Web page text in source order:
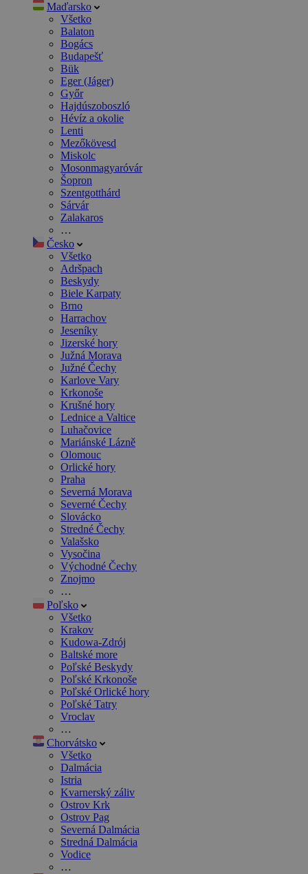
Maďarsko
Všetko
Balaton
Bogács
Budapešť
Bük
Eger (Jáger)
Győr
Hajdúszoboszló
Hévíz a okolie
Lenti
Mezőkövesd
Miskolc
Mosonmagyaróvár
Šopron
Szentgotthárd
Sárvár
Zalakaros
…
Česko
Všetko
Adršpach
Beskydy
Biele Karpaty
Brno
Harrachov
Jeseníky
Jizerské hory
Južná Morava
Južné Čechy
Karlove Vary
Krkonoše
Krušné hory
Lednice a Valtice
Luhačovice
Mariánské Lázně
Olomouc
Orlické hory
Praha
Severná Morava
Severné Čechy
Slovácko
Stredné Čechy
Valašsko
Vysočina
Východné Čechy
Znojmo
…
Poľsko
Všetko
Krakov
Kudowa-Zdrój
Baltské more
Poľské Beskydy
Poľské Krkonoše
Poľské Orlické hory
Poľské Tatry
Vroclav
…
Chorvátsko
Všetko
Dalmácia
Istria
Kvarnerský záliv
Ostrov Krk
Ostrov Pag
Severná Dalmácia
Stredná Dalmácia
Vodice
…